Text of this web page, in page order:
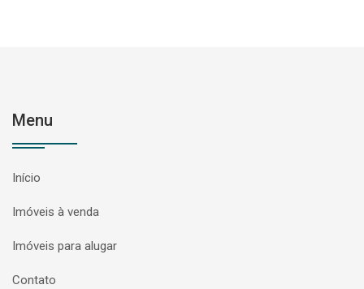
Menu
Início
Imóveis à venda
Imóveis para alugar
Contato